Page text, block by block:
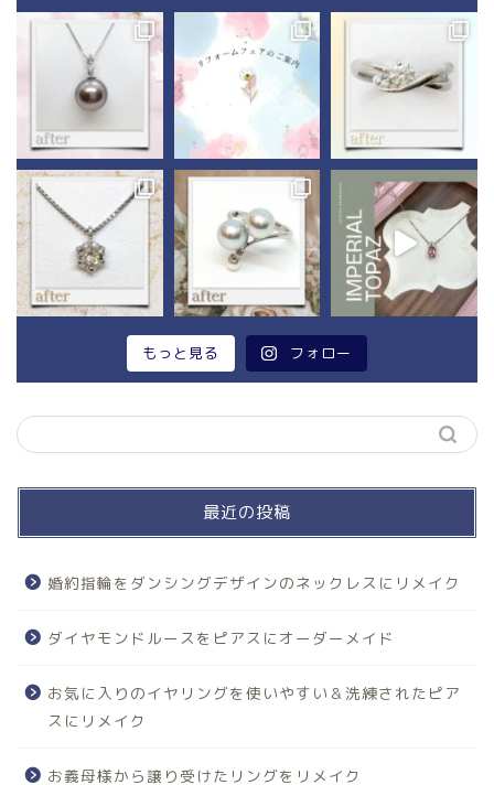
もっと見る フォロー
最近の投稿
婚約指輪をダンシングデザインのネックレスにリメイク
ダイヤモンドルースをピアスにオーダーメイド
お気に入りのイヤリングを使いやすい＆洗練されたピア
スにリメイク
お義母様から譲り受けたリングをリメイク